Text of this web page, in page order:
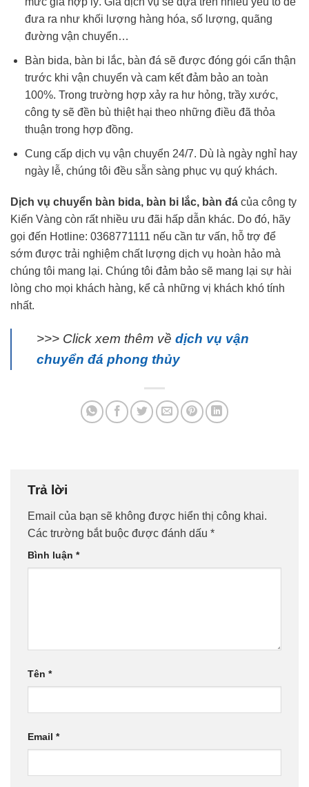
đưa ra như khối lượng hàng hóa, số lượng, quãng
đường vận chuyển…
Bàn bida, bàn bi lắc, bàn đá sẽ được đóng gói cẩn thận
trước khi vận chuyển và cam kết đảm bảo an toàn
100%. Trong trường hợp xảy ra hư hỏng, trầy xước,
công ty sẽ đền bù thiệt hại theo những điều đã thỏa
thuận trong hợp đồng.
Cung cấp dịch vụ vận chuyển 24/7. Dù là ngày nghỉ hay
ngày lễ, chúng tôi đều sẵn sàng phục vụ quý khách.
Dịch vụ chuyển bàn bida, bàn bi lắc, bàn đá của công ty
Kiến Vàng còn rất nhiều ưu đãi hấp dẫn khác. Do đó, hãy
gọi đến Hotline: 0368771111 nếu cần tư vấn, hỗ trợ để
sớm được trải nghiệm chất lượng dịch vụ hoàn hảo mà
chúng tôi mang lại. Chúng tôi đảm bảo sẽ mang lại sự hài
lòng cho mọi khách hàng, kể cả những vị khách khó tính
nhất.
>>> Click xem thêm về dịch vụ vận
chuyển đá phong thủy
Trả lời
Email của bạn sẽ không được hiển thị công khai.
Các trường bắt buộc được đánh dấu *
Bình luận *
Tên *
Email *